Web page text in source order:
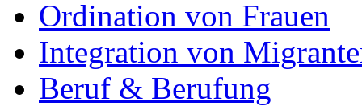
Ordination von Frauen
Integration von
Beruf & Berufung